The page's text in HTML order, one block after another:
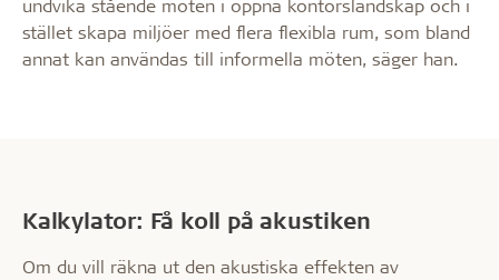
undvika stående möten i öppna kontorslandskap och i
stället skapa miljöer med flera flexibla rum, som bland
annat kan användas till informella möten, säger han.
Kalkylator: Få koll på akustiken
Om du vill räkna ut den akustiska effekten av